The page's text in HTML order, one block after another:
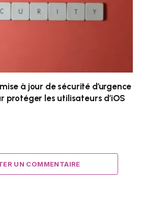
à jour de sécurité d’urgence
protéger les utilisateurs d’iOS
UN COMMENTAIRE